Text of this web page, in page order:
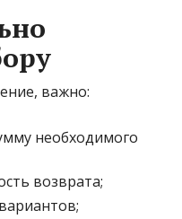
важно:
необходимого
возврата;